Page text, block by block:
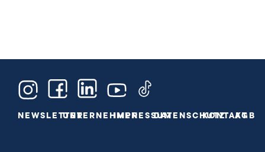
NEWSLETTERUNTERNEHMENIMPRESSUMDATENSCHUTZKONTAKT
AGB